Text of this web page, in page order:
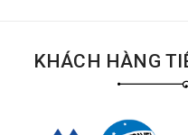
KHÁCH HÀNG